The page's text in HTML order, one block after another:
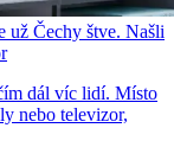
už Čechy štve. Našli
dál víc lidí. Místo
nebo televizor,